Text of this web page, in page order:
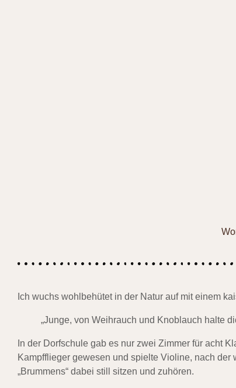
Ich wuchs wohlbehütet in der Natur auf mit einem
„Junge, von Weihrauch und Knoblauch halte
In der Dorfschule gab es nur zwei Zimmer für acht
Kampfflieger gewesen und spielte Violine, nach
„Brummens“ dabei still sitzen und zuhören.